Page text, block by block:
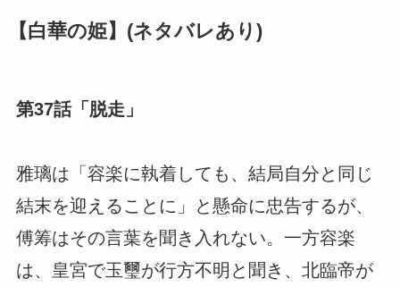
【白華の姫】(ネタバレあり)
第37話「脱走」
雅璃は「容楽に執着しても、結局自分と同じ
結末を迎えることに」と懸命に忠告するが、
傅筹はその言葉を聞き入れない。一方容楽
は、皇宮で玉璽が行方不明と聞き、北臨帝が